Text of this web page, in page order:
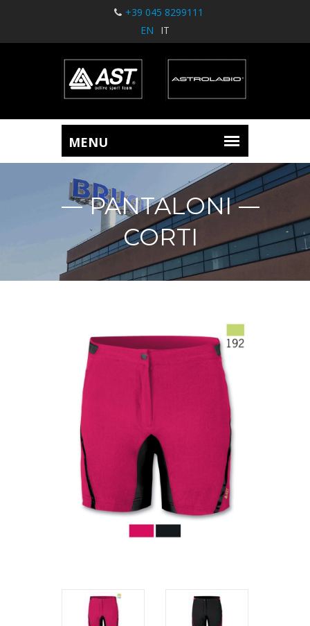
+39 045 8299111
EN
IT
PANTALONI
CORTI